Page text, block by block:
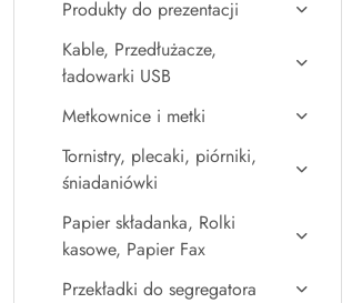
Produkty do prezentacji
Kable, Przedłużacze,
ładowarki USB
Metkownice i metki
Tornistry, plecaki, piórniki,
śniadaniówki
Papier składanka, Rolki
kasowe, Papier Fax
Przekładki do segregatora